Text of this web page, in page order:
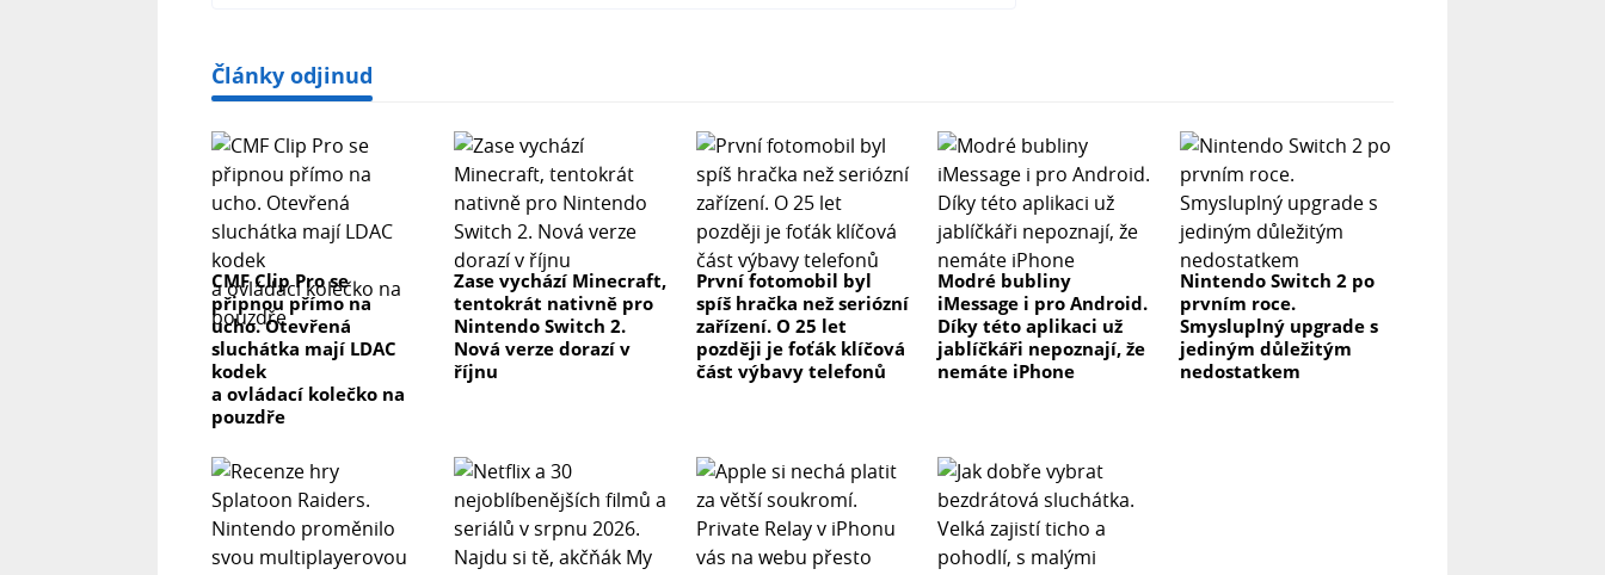
Články odjinud
CMF Clip Pro se
připnou přímo na
ucho. Otevřená
sluchátka mají LDAC
kodek
a ovládací kolečko na
pouzdře
Zase vychází Minecraft,
tentokrát nativně pro
Nintendo Switch 2.
Nová verze dorazí v
říjnu
První fotomobil byl
spíš hračka než seriózní
zařízení. O 25 let
později je foťák klíčová
část výbavy telefonů
Modré bubliny
iMessage i pro Android.
Díky této aplikaci už
jablíčkáři nepoznají, že
nemáte iPhone
Nintendo Switch 2 po
prvním roce.
Smysluplný upgrade s
jediným důležitým
nedostatkem